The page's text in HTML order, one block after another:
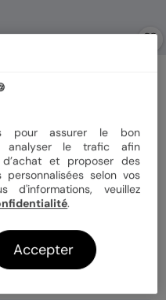
12x17 cm
Papier Satiné
1 carte
pour assurer le bon
analyser le trafic afin
et proposer des
selon vos
d'informations, veuillez
.
Accepter